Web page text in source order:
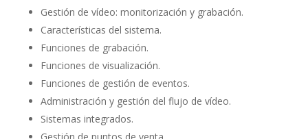
Gestión de vídeo: monitorización y grabación.
Características del sistema.
Funciones de grabación.
Funciones de visualización.
Funciones de gestión de eventos.
Administración y gestión del flujo de vídeo.
Sistemas integrados.